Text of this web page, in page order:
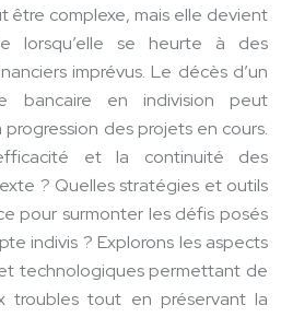
être complexe, mais elle devient
lorsqu’elle se heurte à des
imprévus. Le décès d’un
bancaire en indivision peut
des projets en cours.
et la continuité des
? Quelles stratégies et outils
pour surmonter les défis posés
indivis ? Explorons les aspects
technologiques permettant de
troubles tout en préservant la